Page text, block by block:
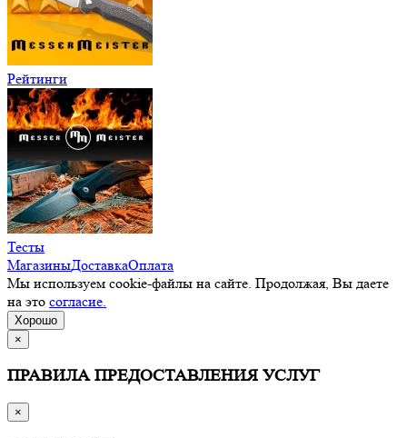
Рейтинги
Тесты
МагазиныДоставкаОплата
Мы используем cookie-файлы на сайте. Продолжая, Вы даете
на это согласие.
Хорошо
×
ПРАВИЛА ПРЕДОСТАВЛЕНИЯ УСЛУГ
×